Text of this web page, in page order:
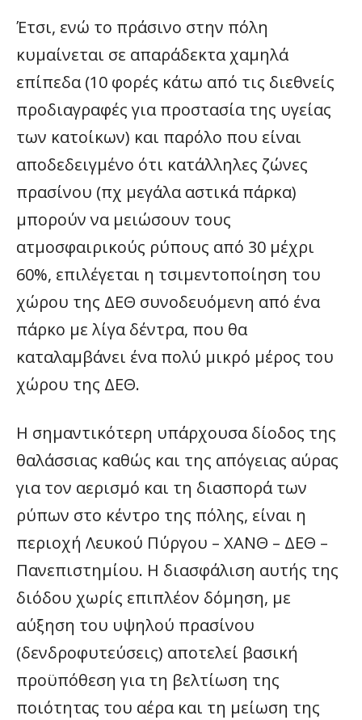
Έτσι, ενώ το πράσινο στην πόλη
κυμαίνεται σε απαράδεκτα χαμηλά
επίπεδα (10 φορές κάτω από τις διεθνείς
προδιαγραφές για προστασία της υγείας
των κατοίκων) και παρόλο που είναι
αποδεδειγμένο ότι κατάλληλες ζώνες
πρασίνου (πχ μεγάλα αστικά πάρκα)
μπορούν να μειώσουν τους
ατμοσφαιρικούς ρύπους από 30 μέχρι
60%, επιλέγεται η τσιμεντοποίηση του
χώρου της ΔΕΘ συνοδευόμενη από ένα
πάρκο με λίγα δέντρα, που θα
καταλαμβάνει ένα πολύ μικρό μέρος του
χώρου της ΔΕΘ.
Η σημαντικότερη υπάρχουσα δίοδος της
θαλάσσιας καθώς και της απόγειας αύρας
για τον αερισμό και τη διασπορά των
ρύπων στο κέντρο της πόλης, είναι η
περιοχή Λευκού Πύργου – ΧΑΝΘ – ΔΕΘ –
Πανεπιστημίου. Η διασφάλιση αυτής της
διόδου χωρίς επιπλέον δόμηση, με
αύξηση του υψηλού πρασίνου
(δενδροφυτεύσεις) αποτελεί βασική
προϋπόθεση για τη βελτίωση της
ποιότητας του αέρα και τη μείωση της